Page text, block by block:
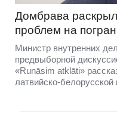
Домбравa
проблем на
Министр внутренних
предвыборной
«Runāsim atklāti»
латвийско-белорусской